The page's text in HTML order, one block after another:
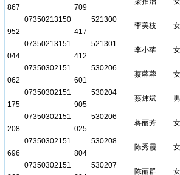
867
709
07350213150
952
521300
417
李美枝 女
07350213151
044
521301
412
李小苹 女
07350302151
062
530206
601
蔡蓉蓉 女
07350302151
175
530204
905
蔡炜斌 男
07350302151
208
530206
025
蒋丽芳 女
07350302151
696
530208
804
陈秀霞 女
07350302151
530207
陈丽群 女